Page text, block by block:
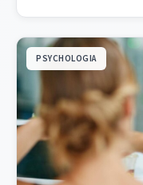
PSYCHOLOGIA